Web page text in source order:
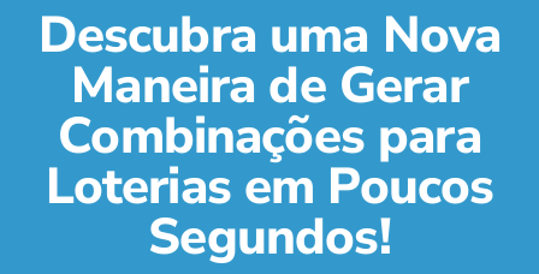
Descubra uma Nova
Maneira de Gerar
Combinações para
Loterias em Poucos
Segundos!